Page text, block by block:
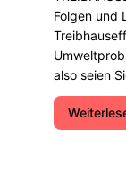
Folgen und
also seien